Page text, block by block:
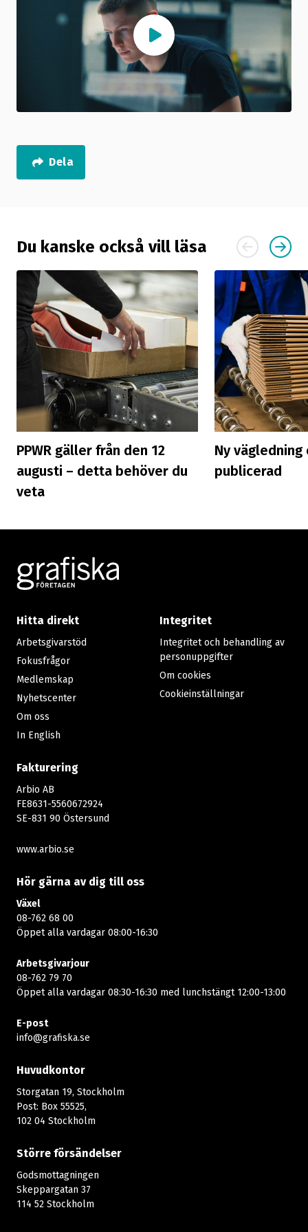
Dela
Du kanske också vill läsa
PPWR gäller från den 12
augusti – detta behöver du
veta
Ny vägledning
publicerad
Footer
Hitta direkt
Arbetsgivarstöd
Fokusfrågor
Medlemskap
Nyhetscenter
Om oss
In English
Integritet
Integritet och behandling av
personuppgifter
Om cookies
Cookieinställningar
Fakturering
Arbio AB
FE8631-5560672924
SE-831 90 Östersund
www.arbio.se
Hör gärna av dig till oss
Växel
08-762 68 00
Öppet alla vardagar 08:00-16:30​​
Arbetsgivarjour
08-762 79 70
Öppet alla vardagar 08:30-16:30 med lunchstängt 12:00-13:00​
E-post
info@grafiska.se
Huvudkontor
Storgatan 19, Stockholm
Post: Box 55525,
102 04 Stockholm
Större försändelser
Godsmottagningen
Skeppargatan 37
114 52 Stockholm